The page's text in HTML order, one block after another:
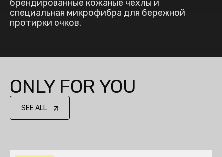
брендированные кожаные чехлы и
специальная микрофибра для бережной
протирки очков.
ONLY FOR YOU
SEE ALL